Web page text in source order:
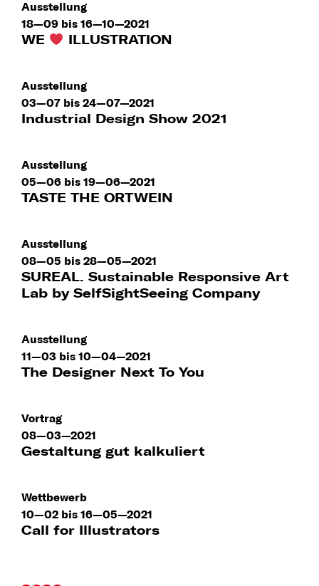
Ausstellung
18—09 bis 16—10—2021
WE ILLUSTRATION
Ausstellung
03—07 bis 24—07—2021
Industrial Design Show 2021
Ausstellung
05—06 bis 19—06—2021
TASTE THE ORTWEIN
Ausstellung
08—05 bis 28—05—2021
SUREAL. Sustainable Responsive Art
Lab by SelfSightSeeing Company
Ausstellung
11—03 bis 10—04—2021
The Designer Next To You
Vortrag
08—03—2021
Gestaltung gut kalkuliert
Wettbewerb
10—02 bis 16—05—2021
Call for Illustrators